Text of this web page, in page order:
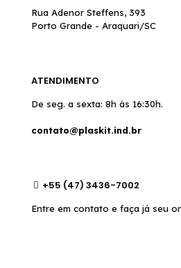
Rua Adenor Steffens, 393
Porto Grande - Araquari/SC
ATENDIMENTO
De seg. a sexta: 8h às 16:30h.
contato@plaskit.ind.br
+55 (47) 3436-7002
Entre em contato e faça já seu